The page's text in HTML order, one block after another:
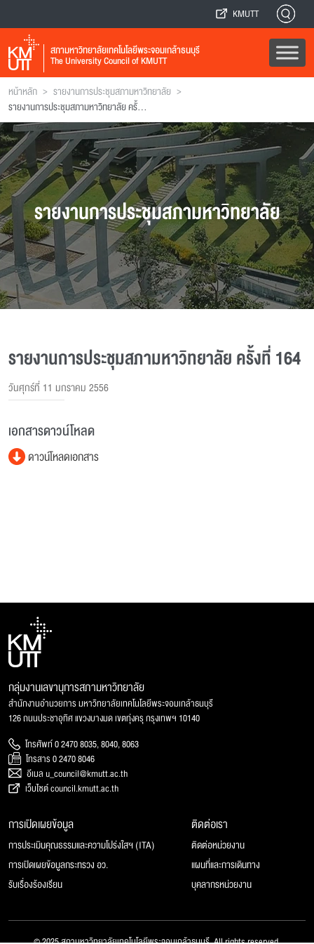
KMUTT
สภามหาวิทยาลัยเทคโนโลยีพระจอมเกล้าธนบุรี
The University Council of KMUTT
หน้าหลัก > รายงานการประชุมสภามหาวิทยาลัย >
รายงานการประชุมสภามหาวิทยาลัย ครั้งที่ 164
รายงานการประชุมสภามหาวิทยาลัย
รายงานการประชุมสภามหาวิทยาลัย ครั้งที่ 164
วันศุกร์ที่ 11 มกราคม 2556
เอกสารดาวน์โหลด
ดาวน์โหลดเอกสาร
กลุ่มงานเลขานุการสภามหาวิทยาลัย
สำนักงานอำนวยการ มหาวิทยาลัยเทคโนโลยีพระจอมเกล้าธนบุรี
126 ถนนประชาอุทิศ แขวงบางมด เขตทุ่งครุ กรุงเทพฯ 10140
โทรศัพท์ 0 2470 8035, 8040, 8063
โทรสาร 0 2470 8046
อีเมล u_council@kmutt.ac.th
เว็บไซต์ council.kmutt.ac.th
การเปิดเผยข้อมูล
การประเมินคุณธรรมและความโปร่งใสฯ (ITA)
การเปิดเผยข้อมูลกระทรวง อว.
รับเรื่องร้องเรียน
ติดต่อเรา
ติดต่อหน่วยงาน
แผนที่และการเดินทาง
บุคลากรหน่วยงาน